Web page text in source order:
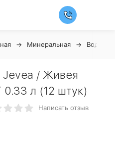
Минеральная Вода
Jevea / Живея
л (12 штук)
Написать отзыв